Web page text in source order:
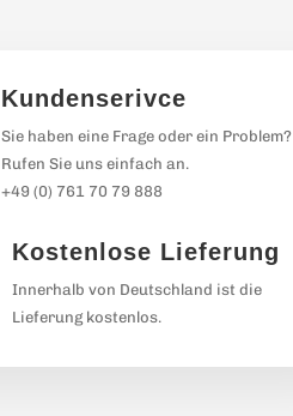
Kundenserivce
Sie haben eine Frage oder ein Problem?
Rufen Sie uns einfach an.
+49 (0) 761 70 79 888
Kostenlose Lieferung
Innerhalb von Deutschland ist die
Lieferung kostenlos.